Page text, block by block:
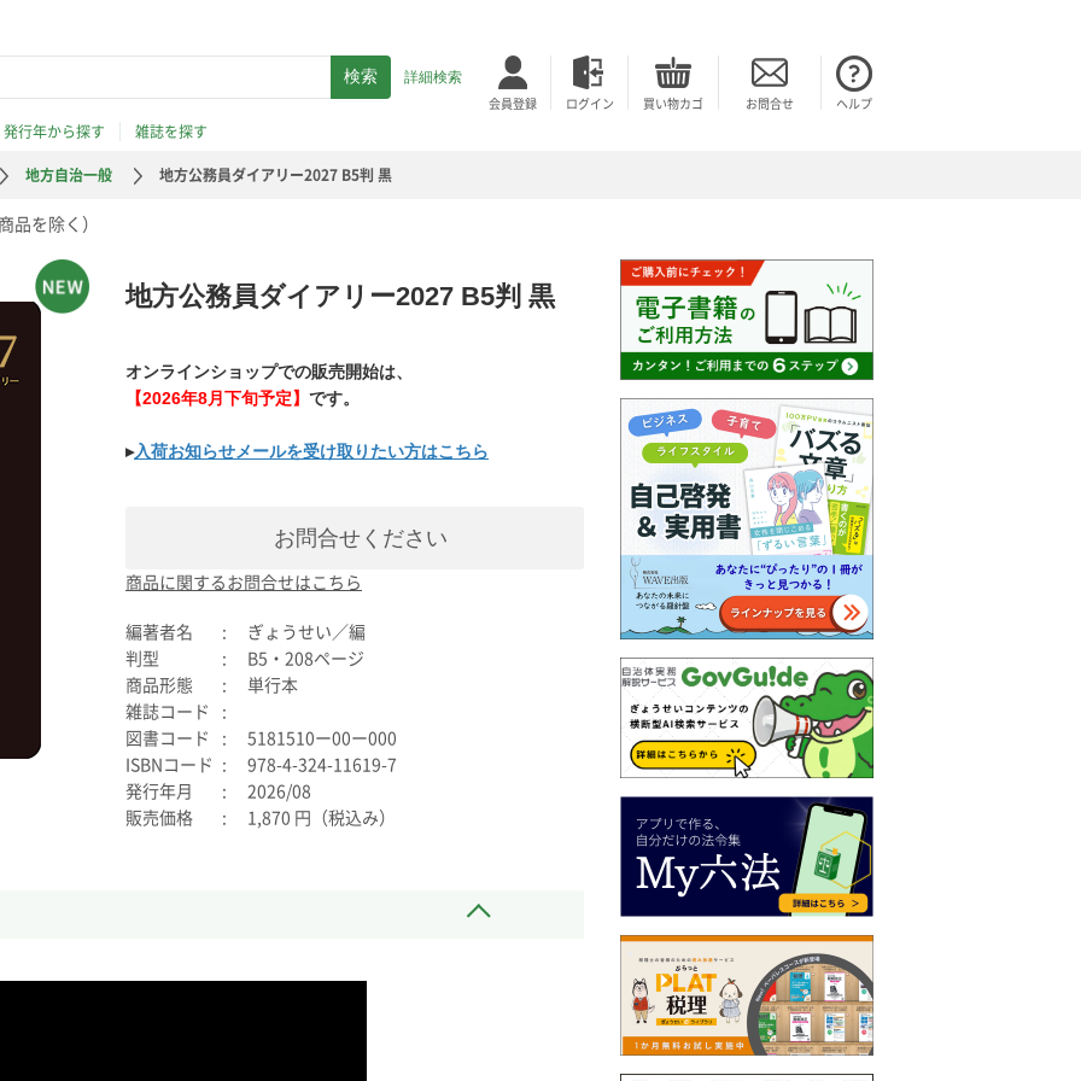
詳細検索
会員登録 ログイン 買い物カゴ お問合せ ヘルプ
発行年から探す
雑誌を探す
地方自治一般
地方公務員ダイアリー2027 B5判 黒
品を除く）
地方公務員ダイアリー2027 B5判 黒
オンラインショップでの販売開始は、
【2026年8月下旬予定】 です。
▸入荷お知らせメールを受け取りたい方はこちら
お問合せください
商品に関するお問合せはこちら
編著者名
ぎょうせい／編
判型
B5・208ページ
商品形態
単行本
雑誌コード
図書コード
5181510ー00ー000
ISBNコード
978-4-324-11619-7
発行年月
2026/08
販売価格
1,870 円（税込み）